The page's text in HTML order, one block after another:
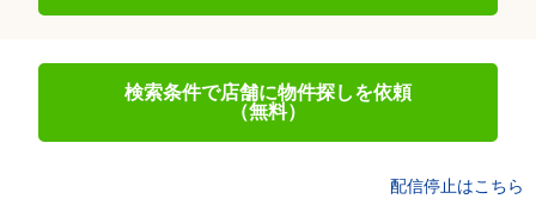
検索条件で店舗に物件探しを依頼
（無料）
配信停止はこちら